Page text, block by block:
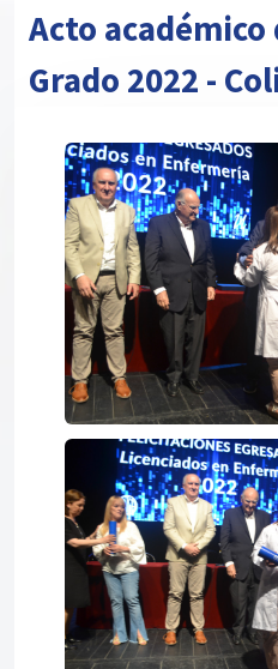
Acto académico
Grado 2022 -